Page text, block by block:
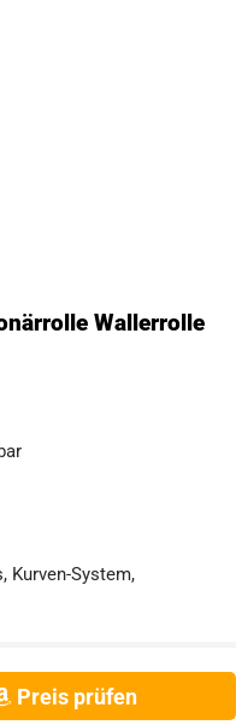
Wallerrolle
Kurven-System,
Preis prüfen